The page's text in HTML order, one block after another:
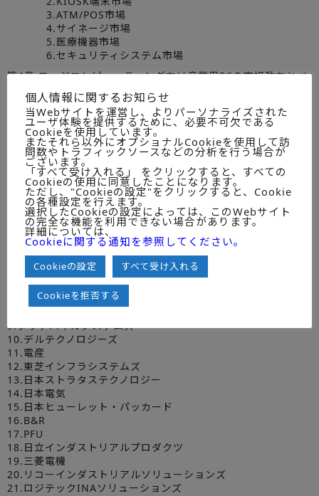
3.ATM/POS市場
4.サイネージ市場
5.医療機器市場
6.セキュリティシステム市場
第4章 エッジコンピューティング向け産業用PCの市場動向とベ
1.市場規模予測（2017～2022年度）
2.ベンダの動向とマーケットシェア（2017～2019年度）
3.業種別/用途別の市場動向（2018年度）
■調査収録企業
産業用PCベンダ（個票掲載企業21社＋調査未掲載
企業１社）
1.IEI Integration Corp
2.アドバンテック
3.イノテック
4.ADLINKジャパン
5.HPCシステムズ
6.コンテック
7.コントロンジャパン
9.タッチパネルシステムズ
10.デルテクノロジーズ
11.電産
12.東芝インフラシステムズ
13.日本ストラタステクノロジー
14.日本電気
15.日本ヒューレット・パッカード
16.B&R
17.PFU
18.日立インダストリアルプロダクツ
19.三菱電機
20.リコーインダストリアルソリューションズ
21.ロジテックINAソリューションズ
個人情報に関するお知らせ
当Webサイトを運営し、よりパーソナライズされた
ユーザ体験を提供するために、必要不可欠である
Cookieを使用しています。
またそれら以外にオプショナルCookieを使用して訪
問数やトラフィックソースなどの分析を行う場合が
ございます。
「すべて受け入れる」 をクリックすると、すべての
Cookieの使用に同意したことになります。
ただし、"Cookieの設定"をクリックすると、Cookie
の各種設定を行えます。
選択したCookieの設定によっては、このWebサイト
の完全な機能を利用できない場合があります。
詳細については、
Cookieに関する通知を参照してください。
Cookieの設定 すべて受け入れる
Cookieを拒否する